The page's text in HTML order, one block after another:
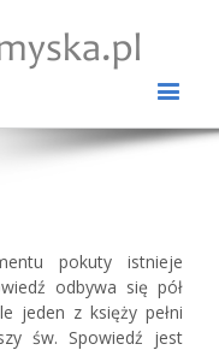
pokuty istnieje
odbywa się pół
jeden z księży pełni
św. Spowiedź jest